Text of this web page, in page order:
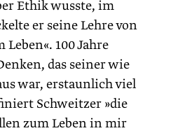
Ethik wusste, im
er seine Lehre von
100 Jahre
das seiner wie
war, erstaunlich viel
Schweitzer »die
zum Leben in mir